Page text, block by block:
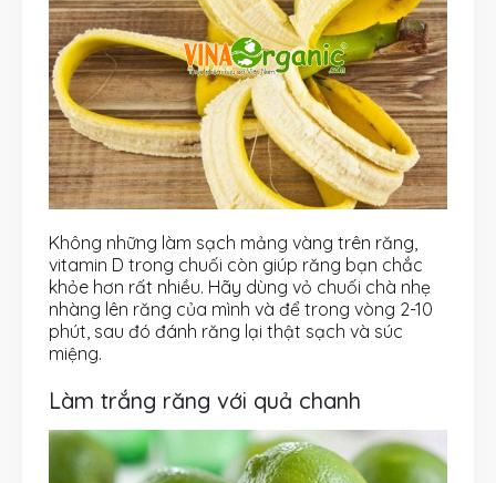
Không những làm sạch mảng vàng trên răng,
vitamin D trong chuối còn giúp răng bạn chắc
khỏe hơn rất nhiều. Hãy dùng vỏ chuối chà nhẹ
nhàng lên răng của mình và để trong vòng 2-10
phút, sau đó đánh răng lại thật sạch và súc
miệng.
Làm trắng răng với quả chanh